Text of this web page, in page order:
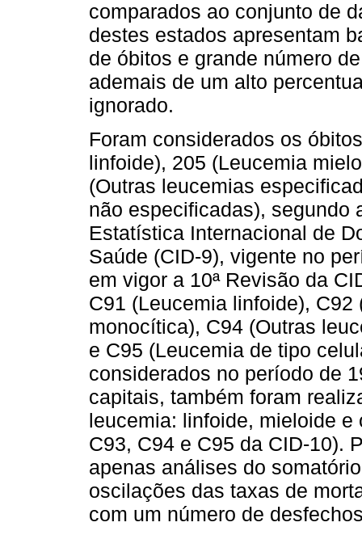
comparados ao conjunto de
destes estados apresentam
de óbitos e grande número
ademais de um alto
ignorado.
Foram considerados os
linfoide), 205 (Leucemia
(Outras leucemias
não especificadas), segundo
Estatística Internacional de
Saúde (CID-9), vigente no
em vigor a 10ª Revisão da
C91 (Leucemia linfoide),
monocítica), C94 (Outras
e C95 (Leucemia de tipo
considerados no período de
capitais, também foram
leucemia: linfoide, mieloide e
C93, C94 e C95 da CID-10).
apenas análises do
oscilações das taxas de
com um número de